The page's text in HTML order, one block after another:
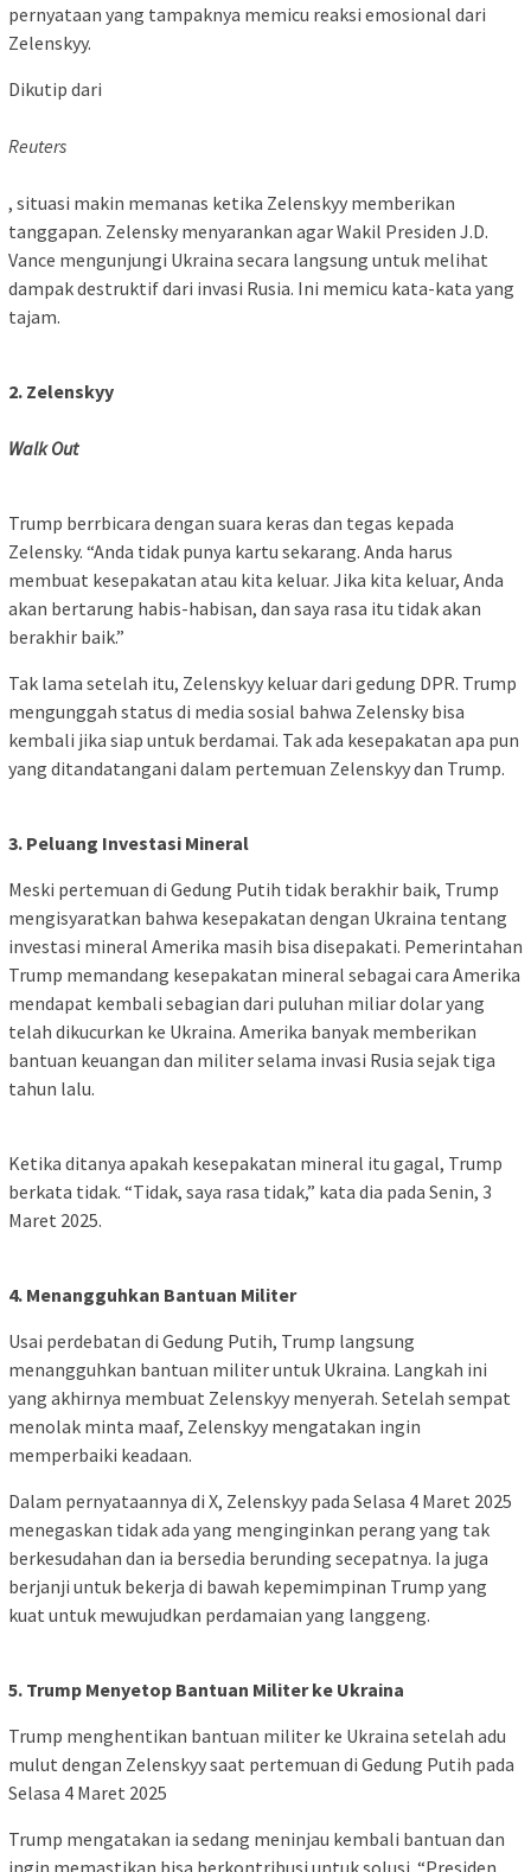
pernyataan yang tampaknya memicu reaksi emosional dari
Zelenskyy.
Dikutip dari
Reuters
, situasi makin memanas ketika Zelenskyy memberikan
tanggapan. Zelensky menyarankan agar Wakil Presiden J.D.
Vance mengunjungi Ukraina secara langsung untuk melihat
dampak destruktif dari invasi Rusia. Ini memicu kata-kata yang
tajam.
2. Zelenskyy
Walk Out
Trump berrbicara dengan suara keras dan tegas kepada
Zelensky. “Anda tidak punya kartu sekarang. Anda harus
membuat kesepakatan atau kita keluar. Jika kita keluar, Anda
akan bertarung habis-habisan, dan saya rasa itu tidak akan
berakhir baik.”
Tak lama setelah itu, Zelenskyy keluar dari gedung DPR. Trump
mengunggah status di media sosial bahwa Zelensky bisa
kembali jika siap untuk berdamai. Tak ada kesepakatan apa pun
yang ditandatangani dalam pertemuan Zelenskyy dan Trump.
3. Peluang Investasi Mineral
Meski pertemuan di Gedung Putih tidak berakhir baik, Trump
mengisyaratkan bahwa kesepakatan dengan Ukraina tentang
investasi mineral Amerika masih bisa disepakati. Pemerintahan
Trump memandang kesepakatan mineral sebagai cara Amerika
mendapat kembali sebagian dari puluhan miliar dolar yang
telah dikucurkan ke Ukraina. Amerika banyak memberikan
bantuan keuangan dan militer selama invasi Rusia sejak tiga
tahun lalu.
Ketika ditanya apakah kesepakatan mineral itu gagal, Trump
berkata tidak. “Tidak, saya rasa tidak,” kata dia pada Senin, 3
Maret 2025.
4. Menangguhkan Bantuan Militer
Usai perdebatan di Gedung Putih, Trump langsung
menangguhkan bantuan militer untuk Ukraina. Langkah ini
yang akhirnya membuat Zelenskyy menyerah. Setelah sempat
menolak minta maaf, Zelenskyy mengatakan ingin
memperbaiki keadaan.
Dalam pernyataannya di X, Zelenskyy pada Selasa 4 Maret 2025
menegaskan tidak ada yang menginginkan perang yang tak
berkesudahan dan ia bersedia berunding secepatnya. Ia juga
berjanji untuk bekerja di bawah kepemimpinan Trump yang
kuat untuk mewujudkan perdamaian yang langgeng.
5. Trump Menyetop Bantuan Militer ke Ukraina
Trump menghentikan bantuan militer ke Ukraina setelah adu
mulut dengan Zelenskyy saat pertemuan di Gedung Putih pada
Selasa 4 Maret 2025
Trump mengatakan ia sedang meninjau kembali bantuan dan